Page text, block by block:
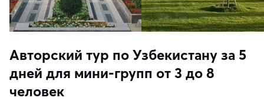
Авторский тур по Узбекистану за 5
дней для мини-групп от 3 до 8
человек